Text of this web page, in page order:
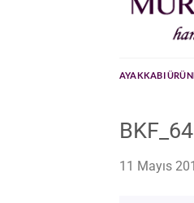
AYAKKABI
11 Mayıs